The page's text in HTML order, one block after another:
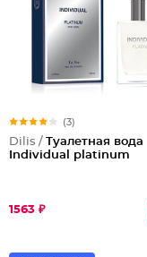
(3)
Dilis / Туалетная вода
Individual platinum
1563 ₽